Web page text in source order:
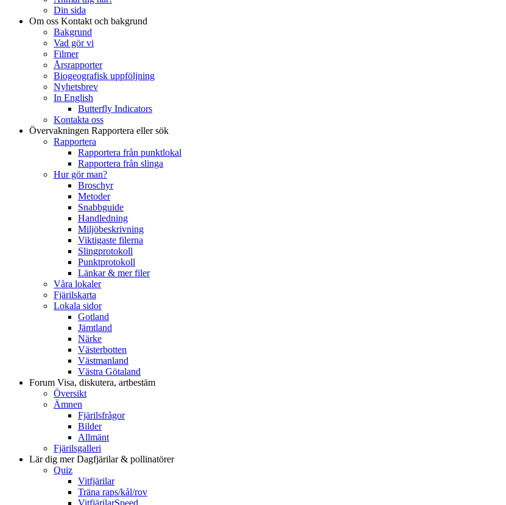
Din sida
Om oss Kontakt och bakgrund
Bakgrund
Vad gör vi
Filmer
Årsrapporter
Biogeografisk uppföljning
Nyhetsbrev
In English
Butterfly Indicators
Kontakta oss
Övervakningen Rapportera eller sök
Rapportera
Rapportera från punktlokal
Rapportera från slinga
Hur gör man?
Broschyr
Metoder
Snabbguide
Handledning
Miljöbeskrivning
Viktigaste filerna
Slingprotokoll
Punktprotokoll
Länkar & mer filer
Våra lokaler
Fjärilskarta
Lokala sidor
Gotland
Jämtland
Närke
Västerbotten
Västmanland
Västra Götaland
Forum Visa, diskutera, artbestäm
Översikt
Ämnen
Fjärilsfrågor
Bilder
Allmänt
Fjärilsgalleri
Lär dig merDagfjärilar & pollinatörer
Quiz
Vitfjärilar
Träna raps/kål/rov
VitfjärilarSpeed